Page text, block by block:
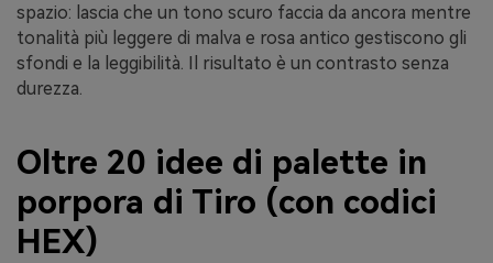
spazio: lascia che un tono scuro faccia da ancora mentre
tonalità più leggere di malva e rosa antico gestiscono gli
sfondi e la leggibilità. Il risultato è un contrasto senza
durezza.
Oltre 20 idee di palette in
porpora di Tiro (con codici
HEX)